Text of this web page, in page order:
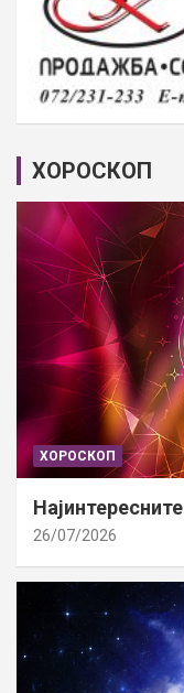
ХОРОСКОП
ХОРОСКОП
26/07/2026